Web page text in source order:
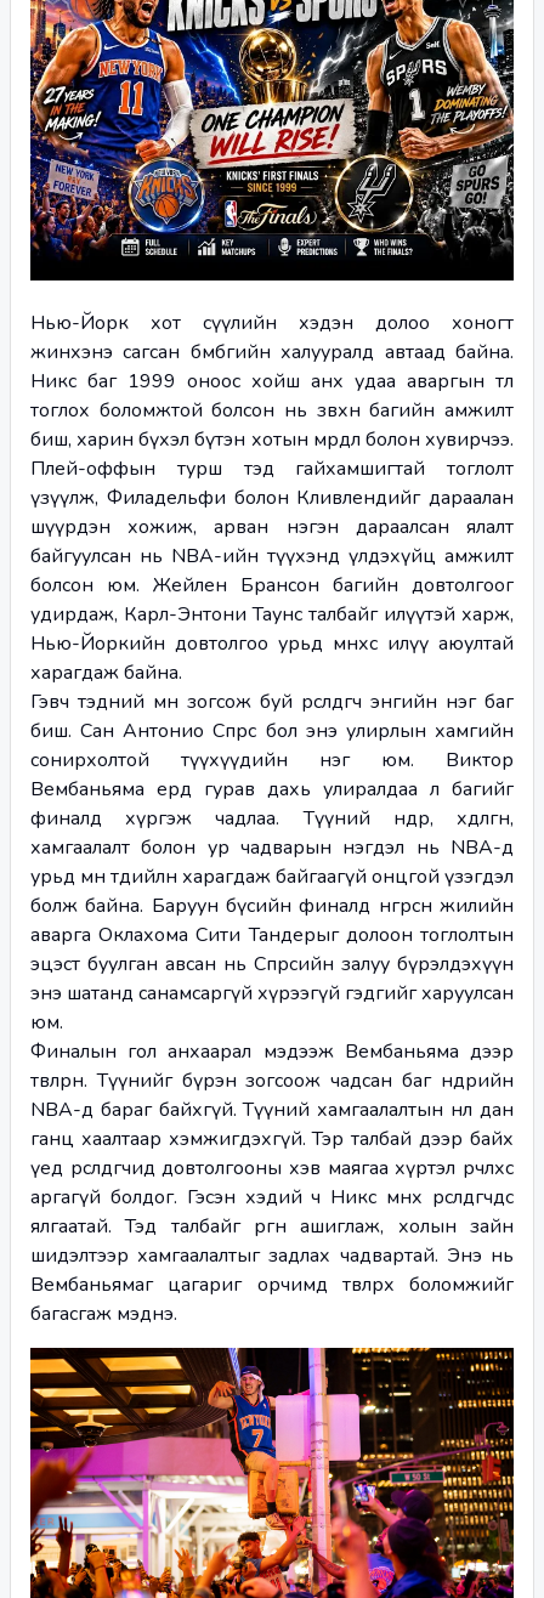
Нью-Йорк хот сүүлийн хэдэн долоо хоногт
жинхэнэ сагсан бөмбөгийн халууралд автаад байна.
Никс баг 1999 оноос хойш анх удаа аваргын төлөө
тоглох боломжтой болсон нь зөвхөн багийн амжилт
биш, харин бүхэл бүтэн хотын мөрөөдөл болон хувирчээ.
Плей-оффын турш тэд гайхамшигтай тоглолт
үзүүлж, Филадельфи болон Кливлендийг дараалан
шүүрдэн хожиж, арван нэгэн дараалсан ялалт
байгуулсан нь NBA-ийн түүхэнд үлдэхүйц амжилт
болсон юм. Жейлен Брансон багийн довтолгоог
удирдаж, Карл-Энтони Таунс талбайг илүүтэй харж,
Нью-Йоркийн довтолгоо урьд өмнөхөөсөө илүү аюултай
харагдаж байна.
Гэвч тэдний өмнө зогсож буй өрсөлдөгч энгийн нэг баг
биш. Сан Антонио Спөрс бол энэ улирлын хамгийн
сонирхолтой түүхүүдийн нэг юм. Виктор
Вембаньяма ердөө гурав дахь улиралдаа л багийг
финалд хүргэж чадлаа. Түүний өндөр, хөдөлгөөн,
хамгаалалт болон ур чадварын нэгдэл нь NBA-д
урьд өмнө төдийлөн харагдаж байгаагүй онцгой үзэгдэл
болж байна. Баруун бүсийн финалд өнгөрсөн жилийн
аварга Оклахома Сити Тандерыг долоон тоглолтын
эцэст буулган авсан нь Спөрсийн залуу бүрэлдэхүүн
энэ шатанд санамсаргүй хүрээгүй гэдгийг харуулсан
юм.
Финалын гол анхаарал мэдээж Вембаньяма дээр
төвлөрнө. Түүнийг бүрэн зогсоож чадсан баг өнөөдрийн
NBA-д бараг байхгүй. Түүний хамгаалалтын нөлөө дан
ганц хаалтаар хэмжигдэхгүй. Тэр талбай дээр байх
үед өрсөлдөгчид довтолгооны хэв маягаа хүртэл өөрчлөхөөс
аргагүй болдог. Гэсэн хэдий ч Никс өмнөх өрсөлдөгчдөөс
ялгаатай. Тэд талбайг өргөн ашиглаж, холын зайн
шидэлтээр хамгаалалтыг задлах чадвартай. Энэ нь
Вембаньямаг цагариг орчимд төвлөрөх боломжийг
багасгаж мэднэ.